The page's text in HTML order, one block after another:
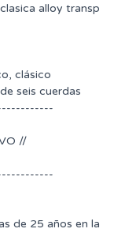
alloy transp
clásico
seis cuerdas
//
de 25 años en la